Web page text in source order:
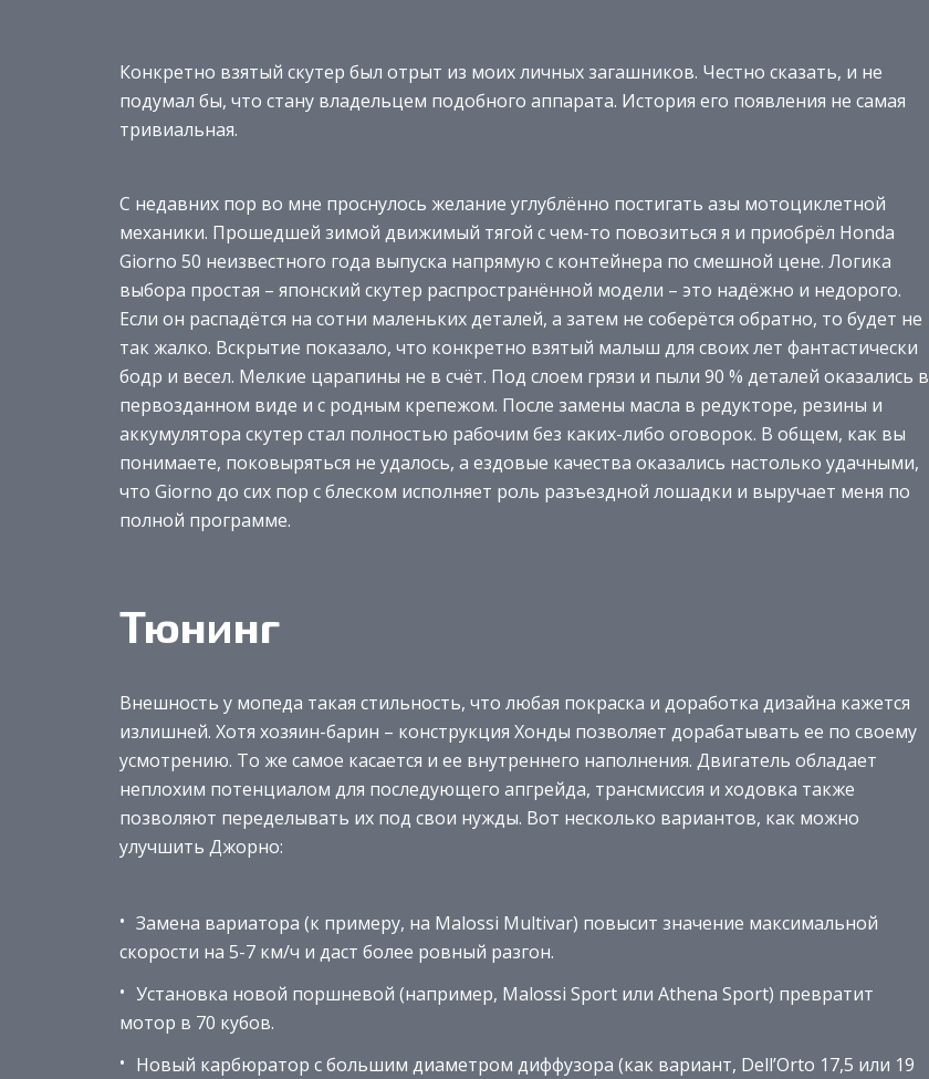
Конкретно взятый скутер был отрыт из моих личных загашников. Честно сказать, и не
подумал бы, что стану владельцем подобного аппарата. История его появления не самая
тривиальная.
С недавних пор во мне проснулось желание углублённо постигать азы мотоциклетной
механики. Прошедшей зимой движимый тягой с чем-то повозиться я и приобрёл Honda
Giorno 50 неизвестного года выпуска напрямую с контейнера по смешной цене. Логика
выбора простая – японский скутер распространённой модели – это надёжно и недорого.
Если он распадётся на сотни маленьких деталей, а затем не соберётся обратно, то будет не
так жалко. Вскрытие показало, что конкретно взятый малыш для своих лет фантастически
бодр и весел. Мелкие царапины не в счёт. Под слоем грязи и пыли 90 % деталей оказались в
первозданном виде и с родным крепежом. После замены масла в редукторе, резины и
аккумулятора скутер стал полностью рабочим без каких-либо оговорок. В общем, как вы
понимаете, поковыряться не удалось, а ездовые качества оказались настолько удачными,
что Giorno до сих пор с блеском исполняет роль разъездной лошадки и выручает меня по
полной программе.
Тюнинг
Внешность у мопеда такая стильность, что любая покраска и доработка дизайна кажется
излишней. Хотя хозяин-барин – конструкция Хонды позволяет дорабатывать ее по своему
усмотрению. То же самое касается и ее внутреннего наполнения. Двигатель обладает
неплохим потенциалом для последующего апгрейда, трансмиссия и ходовка также
позволяют переделывать их под свои нужды. Вот несколько вариантов, как можно
улучшить Джорно:
Замена вариатора (к примеру, на Malossi Multivar) повысит значение максимальной
скорости на 5-7 км/ч и даст более ровный разгон.
Установка новой поршневой (например, Malossi Sport или Athena Sport) превратит
мотор в 70 кубов.
Новый карбюратор с большим диаметром диффузора (как вариант, Dell’Orto 17,5 или 19